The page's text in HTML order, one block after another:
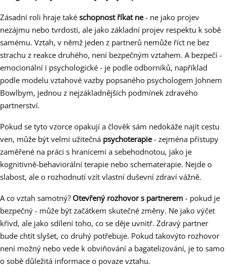
Zásadní roli hraje také schopnost říkat ne- ne jako projev
nezájmu nebo tvrdosti, ale jako základní projev respektu k sobě
samému. Vztah, v němž jeden z partnerů nemůže říct ne bez
strachu z reakce druhého, není bezpečným vztahem. A bezpečí -
emocionální i psychologické - je podle odborníků, například
podle modelu vztahové vazby popsaného psychologem Johnem
Bowlbym, jednou z nejzákladnějších podmínek zdravého
partnerství.
Pokud se tyto vzorce opakují a člověk sám nedokáže najít cestu
ven, může být velmi užitečná psychoterapie- zejména přístupy
zaměřené na práci s hranicemi a sebehodnotou, jako je
kognitivně-behaviorální terapie nebo schematerapie. Nejde o
slabost, ale o rozhodnutí vzít vlastní duševní zdraví vážně.
A co vztah samotný? Otevřený rozhovor s partnerem - pokud je
bezpečný - může být začátkem skutečné změny. Ne jako výčet
křivd, ale jako sdílení toho, co se děje uvnitř. Zdravý partner
bude chtít slyšet, co druhý potřebuje. Pokud takovýto rozhovor
není možný nebo vede k obviňování a bagatelizování, je to samo
o sobě důležitá informace o povaze vztahu.